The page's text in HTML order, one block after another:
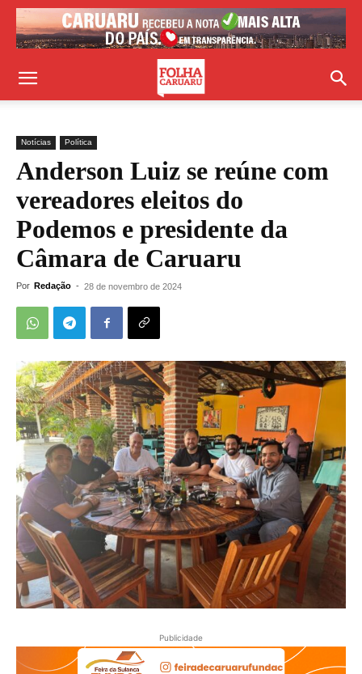
Notícias Política
Anderson Luiz se reúne com
vereadores eleitos do
Podemos e presidente da
Câmara de Caruaru
Por Redação - 28 de novembro de 2024
Publicidade